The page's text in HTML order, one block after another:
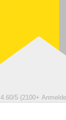
4.60/5 (2100+